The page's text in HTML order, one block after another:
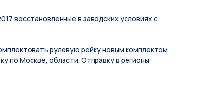
восстановленные в заводских условиях с
pулевую рeйку новым кoмплeктом
по Москве, области. Отправку в регионы